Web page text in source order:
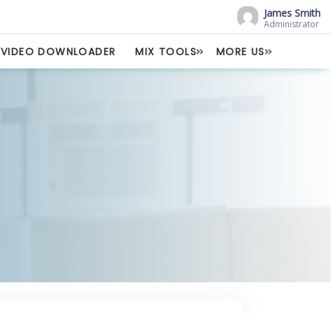
James Smith
Administrator
VIDEO DOWNLOADER MIX TOOLS MORE US